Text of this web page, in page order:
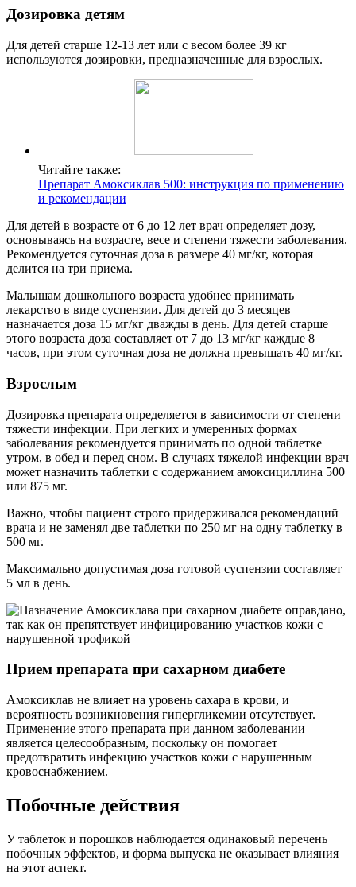
Дозировка детям
Для детей старше 12-13 лет или с весом более 39 кг
используются дозировки, предназначенные для взрослых.
Читайте также:
Препарат Амоксиклав 500: инструкция по применению
и рекомендации
Для детей в возрасте от 6 до 12 лет врач определяет дозу,
основываясь на возрасте, весе и степени тяжести заболевания.
Рекомендуется суточная доза в размере 40 мг/кг, которая
делится на три приема.
Малышам дошкольного возраста удобнее принимать
лекарство в виде суспензии. Для детей до 3 месяцев
назначается доза 15 мг/кг дважды в день. Для детей старше
этого возраста доза составляет от 7 до 13 мг/кг каждые 8
часов, при этом суточная доза не должна превышать 40 мг/кг.
Взрослым
Дозировка препарата определяется в зависимости от степени
тяжести инфекции. При легких и умеренных формах
заболевания рекомендуется принимать по одной таблетке
утром, в обед и перед сном. В случаях тяжелой инфекции врач
может назначить таблетки с содержанием амоксициллина 500
или 875 мг.
Важно, чтобы пациент строго придерживался рекомендаций
врача и не заменял две таблетки по 250 мг на одну таблетку в
500 мг.
Максимально допустимая доза готовой суспензии составляет
5 мл в день.
Прием препарата при сахарном диабете
Амоксиклав не влияет на уровень сахара в крови, и
вероятность возникновения гипергликемии отсутствует.
Применение этого препарата при данном заболевании
является целесообразным, поскольку он помогает
предотвратить инфекцию участков кожи с нарушенным
кровоснабжением.
Побочные действия
У таблеток и порошков наблюдается одинаковый перечень
побочных эффектов, и форма выпуска не оказывает влияния
на этот аспект.